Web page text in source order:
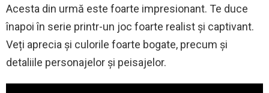
Acesta din urmă este foarte impresionant. Te duce
înapoi în serie printr-un joc foarte realist și captivant.
Veți aprecia și culorile foarte bogate, precum și
detaliile personajelor și peisajelor.